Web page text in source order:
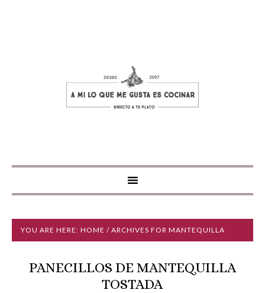
YOU ARE HERE: HOME / ARCHIVES FOR MANTEQUILLA
PANECILLOS DE MANTEQUILLA
TOSTADA